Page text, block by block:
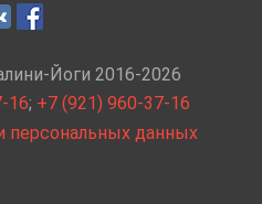
Йоги 2016-2026
16; +7 (921) 960-37-16
персональных данных